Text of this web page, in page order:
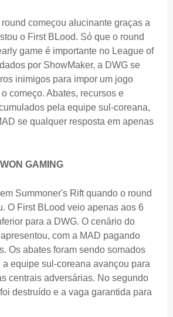
começou alucinante graças a
o First BLood. Só que o round
game é importante no League of
por ShowMaker, a DWG se
inimigos para impor um jogo
começo. Abates, recursos e
pela equipe sul-coreana,
se qualquer resposta em apenas
GAMING
Summoner's Rift quando o round
O First BLood veio apenas aos 6
para a DWG. O cenário do
com a MAD pagando
Os abates foram sendo somados
a equipe sul-coreana avançou para
centrais adversárias. No segundo
destruído e a vaga garantida para